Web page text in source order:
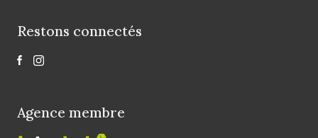
Restons connectés
Agence membre